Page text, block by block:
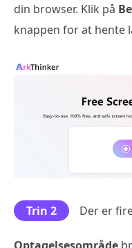
din browser. Klik på
knappen for at hente
Trin 2 Der er